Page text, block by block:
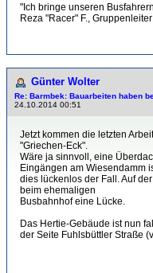
"Ich bringe unseren
Reza "Racer" F.,
Günter Wolter
Re: Barmbek: Bauarbeiten haben
24.10.2014 00:51
Jetzt kommen die letzten
"Griechen-Eck".
Wäre ja sinnvoll, eine
Eingängen am Wiesendamm
dies lückenlos der Fall. Auf
beim ehemaligen
Busbahnhof eine Lücke.
Das Hertie-Gebäude ist nun
der Seite Fuhlsbüttler Straße